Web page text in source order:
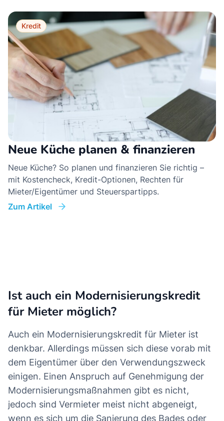
Kredit
Neue Küche planen & finanzieren
Neue Küche? So planen und finanzieren Sie richtig –
mit Kostencheck, Kredit-Optionen, Rechten für
Mieter/Eigentümer und Steuerspartipps.
Zum Artikel
Ist auch ein Modernisierungskredit
für Mieter möglich?
Auch ein Modernisierungskredit für Mieter ist
denkbar. Allerdings müssen sich diese vorab mit
dem Eigentümer über den Verwendungszweck
einigen. Einen Anspruch auf Genehmigung der
Modernisierungsmaßnahmen gibt es nicht,
jedoch sind Vermieter meist nicht abgeneigt,
wenn es sich um die Sanierung des Bades oder